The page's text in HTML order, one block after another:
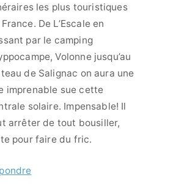
les plus touristiques
De L’Escale en
par le camping
Volonne jusqu’au
de Salignac on aura une
imprenable sue cette
solaire. Impensable! Il
arrêter de tout bousiller,
pour faire du fric.